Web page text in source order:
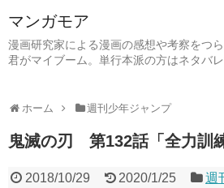
マンガモア
漫画研究家による漫画の感想や考察をつ
君がマイブーム。単行本派の方はネタバレ
ホーム 週刊少年ジャンプ
鬼滅の刃 第132話「全力訓
2018/10/29 2020/1/25 週